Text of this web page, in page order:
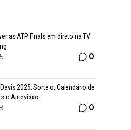
as ATP Finals em direto na TV
0
2025: Sorteio, Calendário de
e Antevisão
0